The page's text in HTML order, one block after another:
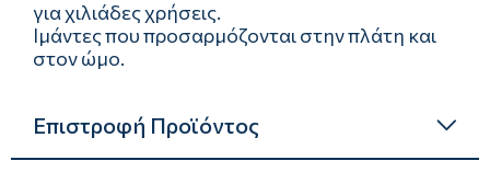
για χιλιάδες χρήσεις.
Ιμάντες που προσαρμόζονται στην πλάτη και
στον ώμο.
Επιστροφή Προϊόντος